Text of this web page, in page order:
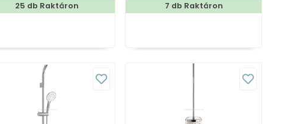
25 db Raktáron 7 db Raktáron